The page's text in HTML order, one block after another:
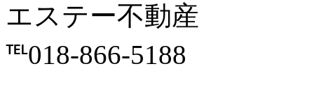
エステー不動産
℡018-866-5188